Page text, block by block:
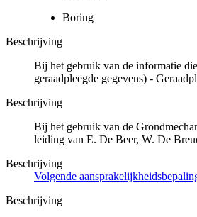
Boring
Beschrijving
Bij het gebruik van de informatie
geraadpleegde gegevens) -
Beschrijving
Bij het gebruik van de
leiding van E. De Beer, W. De
Beschrijving
Volgende
Beschrijving